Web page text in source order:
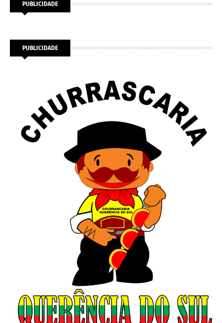
PUBLICIDADE
PUBLICIDADE